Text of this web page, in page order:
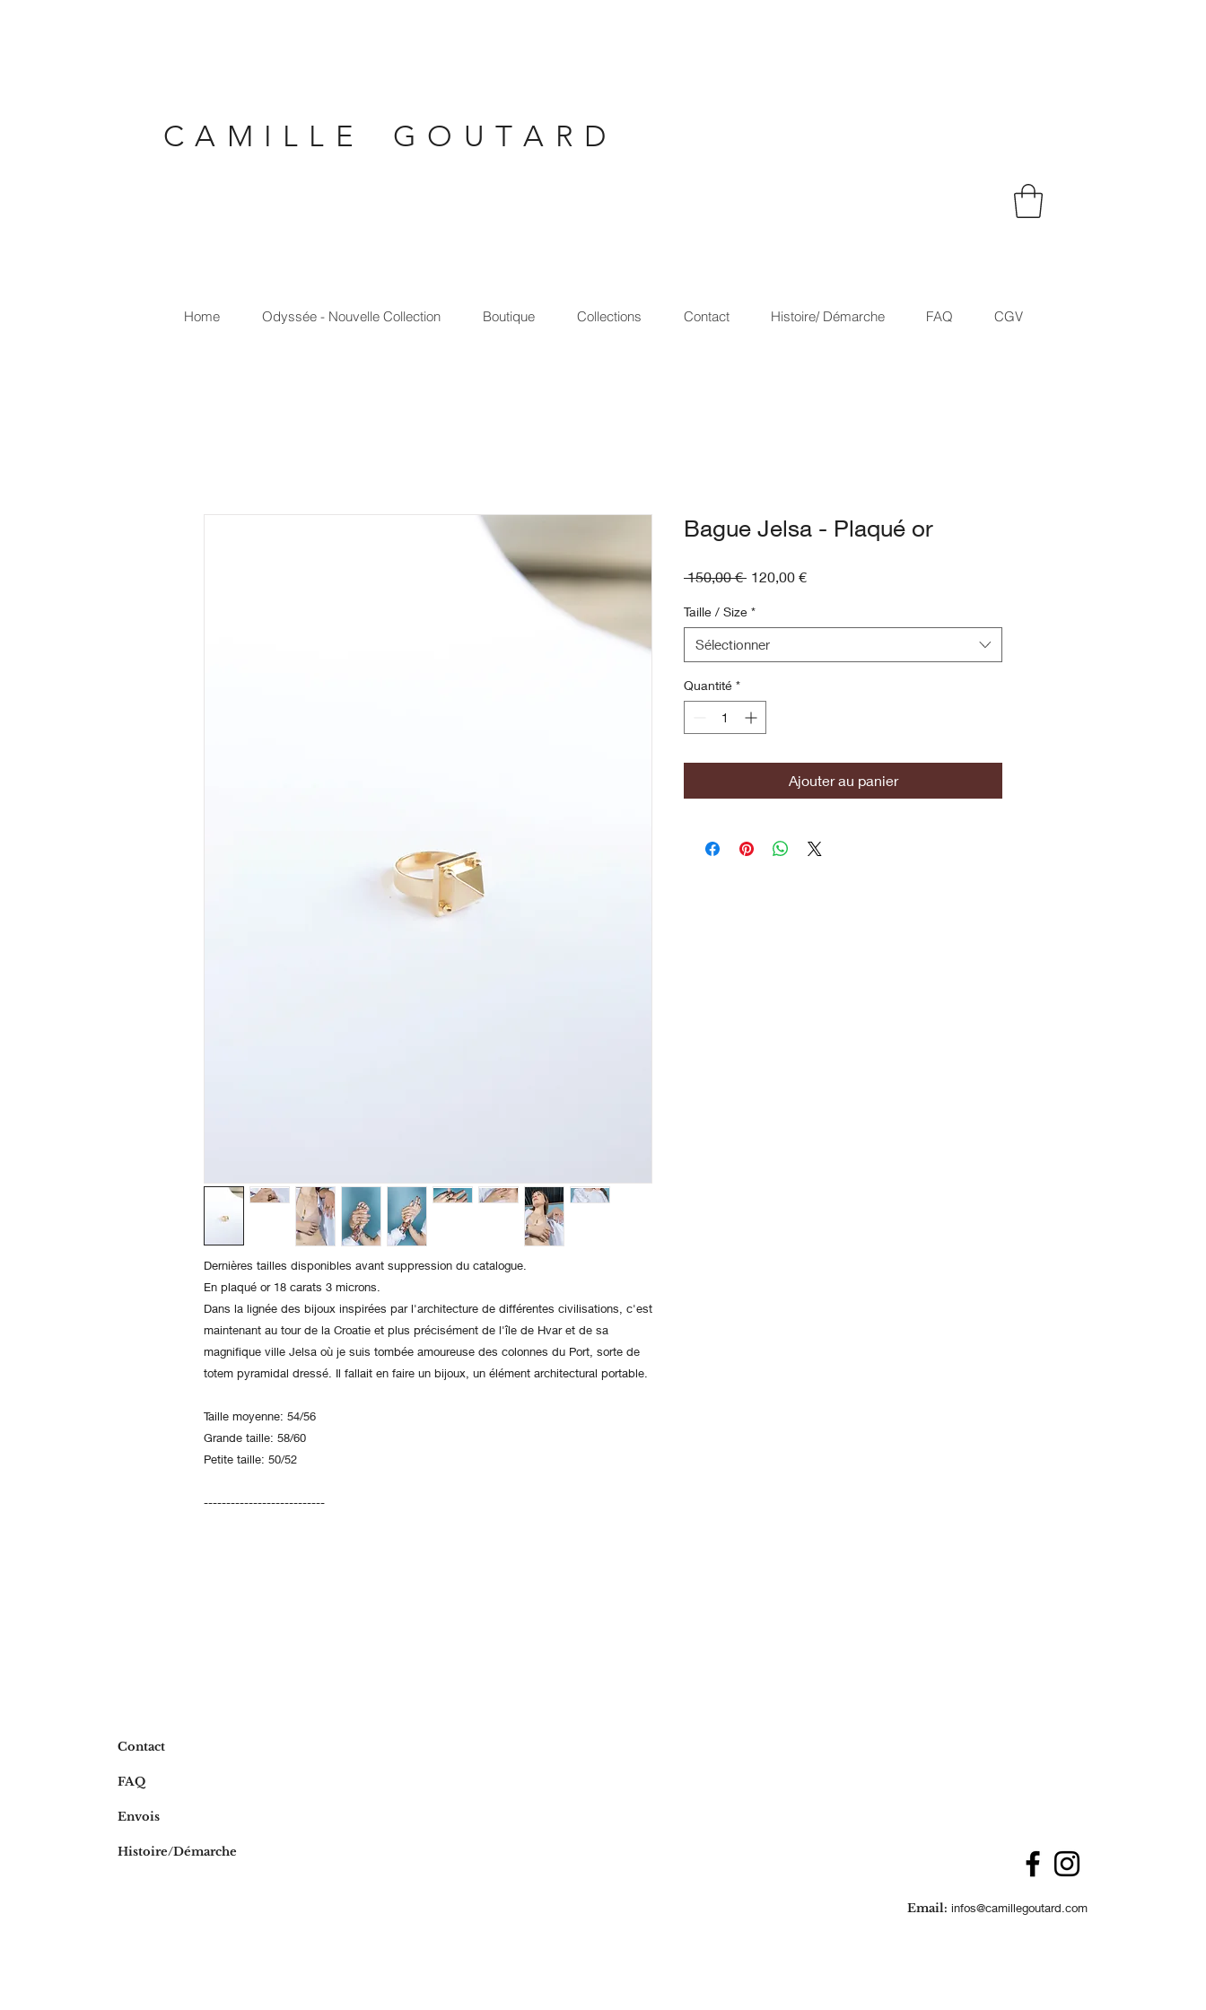
C A M I L L E G O U T A R D
Home Odyssée - Nouvelle Collection Boutique Collections Contact Histoire/ Démarche FAQ CGV
Dernières tailles disponibles avant suppression du catalogue.
En plaqué or 18 carats 3 microns.
Dans la lignée des bijoux inspirées par l'architecture de différentes civilisations, c'est
maintenant au tour de la Croatie et plus précisément de l'île de Hvar et de sa
magnifique ville Jelsa où je suis tombée amoureuse des colonnes du Port, sorte de
totem pyramidal dressé. Il fallait en faire un bijoux, un élément architectural portable.
Taille moyenne: 54/56
Grande taille: 58/60
Petite taille: 50/52
---------------------------
Bague Jelsa - Plaqué or
150,00 € Prix
120,00 €Prix
Taille / Size *
Sélectionner
Quantité *
Ajouter au panier
Contact
FAQ
Envois
Histoire/Démarche
Email: infos@camillegoutard.com